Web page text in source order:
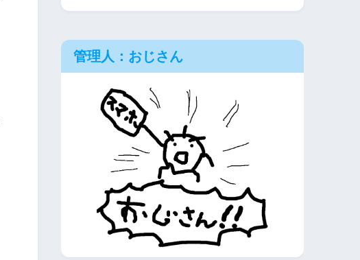
管理人：おじさん